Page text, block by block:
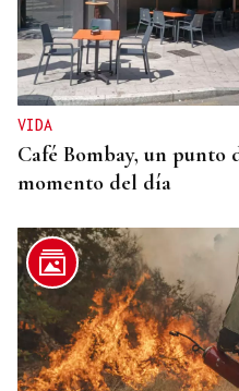
e siliense
VIDA
Café Bombay, un punto
momento del día